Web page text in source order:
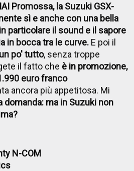
Promossa, la Suzuki GSX-
sì e anche con una bella
particolare il sound e il sapore
in bocca tra le curve. E poi il
po' tutto, senza troppe
il fatto che è in promozione,
euro franco
ancora più appetitosa. Mi
domanda: ma in Suzuki non
N-COM